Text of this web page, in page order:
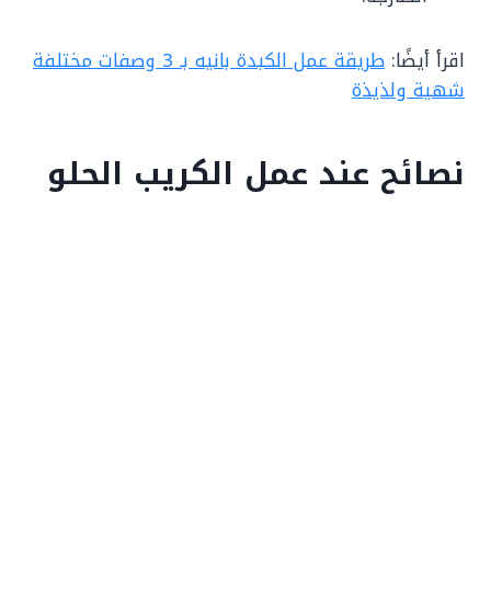
اقرأ أيضًا:
طريقة عمل الكبدة بانيه بـ 3 وصفات مختلفة
شهية ولذيذة
نصائح عند عمل الكريب الحلو